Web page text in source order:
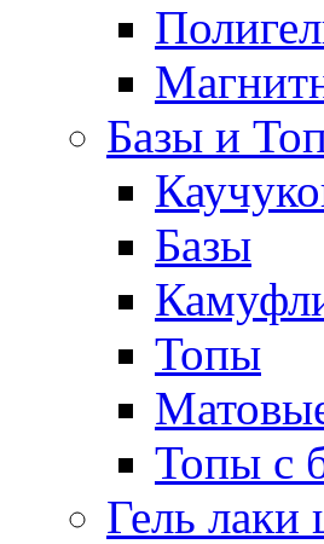
Базы и
Базы
Топы
Топы с
Гель лаки